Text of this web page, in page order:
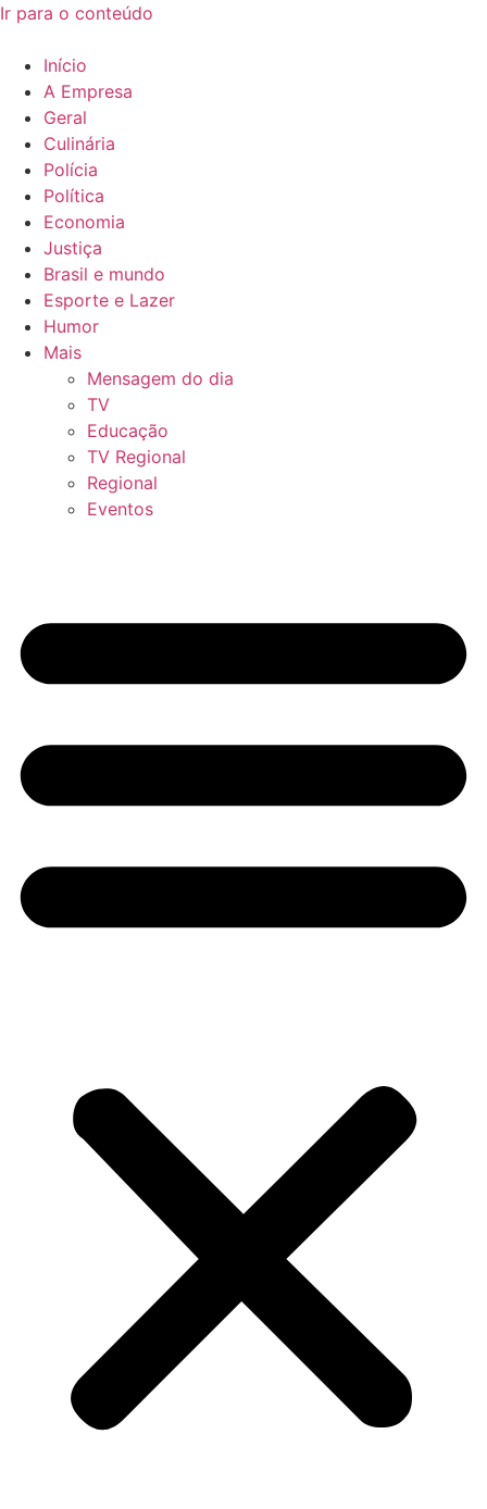
Ir para o conteúdo
Início
A Empresa
Geral
Culinária
Polícia
Política
Economia
Justiça
Brasil e mundo
Esporte e Lazer
Humor
Mais
Mensagem do dia
TV
Educação
TV Regional
Regional
Eventos